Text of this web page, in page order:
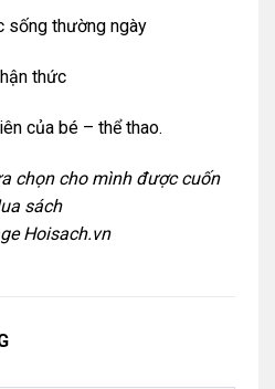
sống thường ngày
thức
của bé – thể thao.
chọn cho mình được cuốn
sách
Hoisach.vn